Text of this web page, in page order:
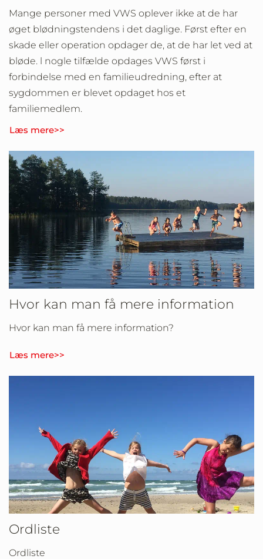
Mange personer med VWS oplever ikke at de har
øget blødningstendens i det daglige. Først efter en
skade eller operation opdager de, at de har let ved at
bløde. l nogle tilfælde opdages VWS først i
forbindelse med en familieudredning, efter at
sygdommen er blevet opdaget hos et
familiemedlem.
Læs mere>>
Hvor kan man få mere information
Hvor kan man få mere information?
Læs mere>>
Ordliste
Ordliste